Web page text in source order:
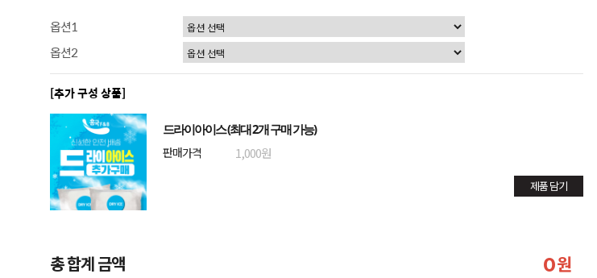
옵션1
옵션2
[추가 구성 상품]
드라이아이스 (최대 2개 구매 가능)
판매가격
1,000원
제품 담기
총 합계 금액 0원